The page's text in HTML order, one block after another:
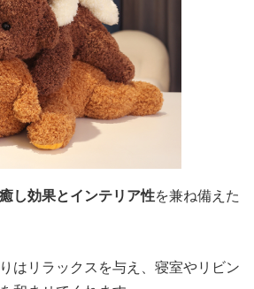
癒し効果とインテリア性を兼ね備えた
はリラックスを与え、寝室やリビン